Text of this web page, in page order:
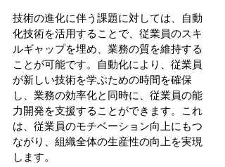
技術の進化に伴う課題に対しては、自動
化技術を活用することで、従業員のスキ
ルギャップを埋め、業務の質を維持する
ことが可能です。自動化により、従業員
が新しい技術を学ぶための時間を確保
し、業務の効率化と同時に、従業員の能
力開発を支援することができます。これ
は、従業員のモチベーション向上にもつ
ながり、組織全体の生産性の向上を実現
します。